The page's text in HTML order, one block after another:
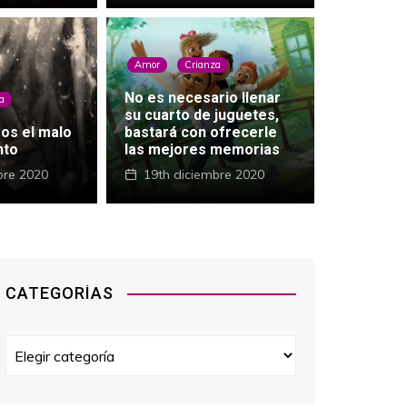
para cambiar lo que se tiene que
28th diciembre 2020 0
el malo
2020
Amor Crianza
No es necesario llenar
su cuarto de juguetes,
bastará con ofrecerle
las mejores memorias
19th diciembre 2020
CATEGORÍAS